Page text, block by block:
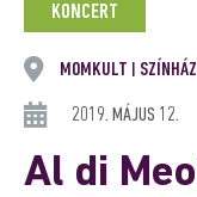
KONCERT
MOMKULT
2019. MÁJUS 12.
Al di